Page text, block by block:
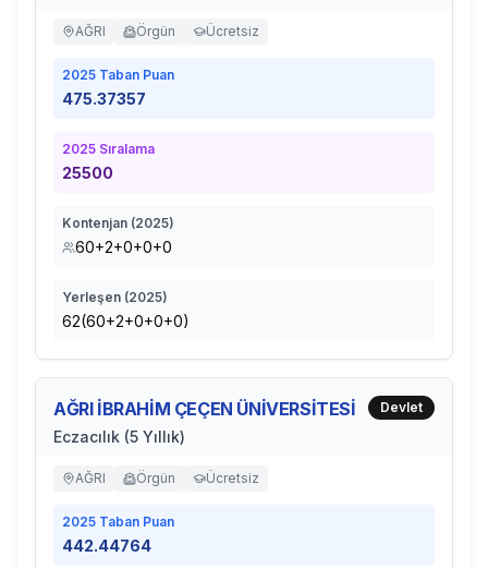
AĞRI Örgün Ücretsiz
2025 Taban Puan
475.37357
2025 Sıralama
25500
Kontenjan (2025)
60+2+0+0+0
Yerleşen (2025)
62(60+2+0+0+0)
AĞRI İBRAHİM ÇEÇEN ÜNİVERSİTESİ
Eczacılık (5 Yıllık)
Devlet
AĞRI Örgün Ücretsiz
2025 Taban Puan
442.44764